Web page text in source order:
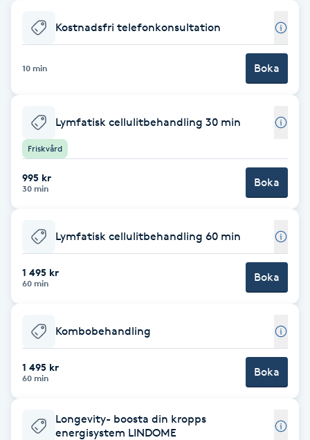
Babylights
Balayage
Barber
Barnklippning
Blowout
Bottenfärg
Brynformning
Brynfärgning
Brynplockning
Kostnadsfri telefonkonsultation
10 min Boka
Lymfatisk cellulitbehandling 30 min
Friskvård
995 kr
30 min Boka
Lymfatisk cellulitbehandling 60 min
1 495 kr
60 min Boka
Kombobehandling
1 495 kr
60 min Boka
Longevity- boosta din kropps
energisystem LINDOME